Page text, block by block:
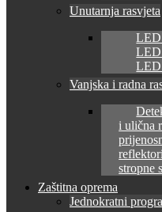
Unutarnja rasvjeta
LED
LED
LED
Vanjska i radna
i ulična
reflektori
stropne
Zaštitna oprema
Jednokratni